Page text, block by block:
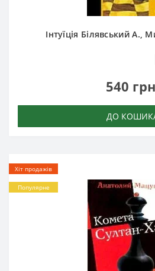
Інтуїція Білявський А.,
540
ДО
Хіт продажів
Популярне